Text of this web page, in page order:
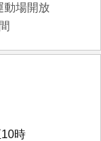
動場開放
時